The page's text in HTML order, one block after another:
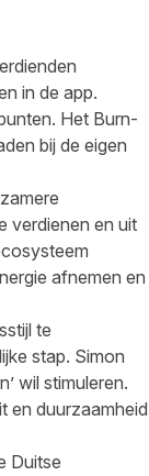
in de app.
Het Burn-
bij de eigen
verdienen en uit
afnemen en
te
stap. Simon
wil stimuleren.
en duurzaamheid
Duitse